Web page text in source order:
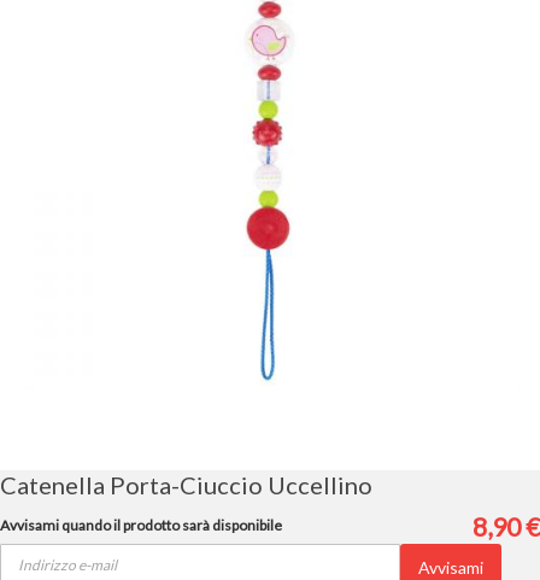
di
immagini
Catenella Porta-Ciuccio Uccellino
8,90 €
Avvisami quando il prodotto sarà disponibile
Avvisami